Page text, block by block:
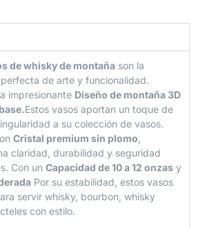
de whisky de montaña son la
de arte y funcionalidad.
impresionante Diseño de montaña 3D
Estos vasos aportan un toque de
a su colección de vasos.
Cristal premium sin plomo
claridad, durabilidad y seguridad
Con un Capacidad de 10 a 12 onzas y
Por su estabilidad, estos vasos
servir whisky, bourbon, whisky
con estilo.